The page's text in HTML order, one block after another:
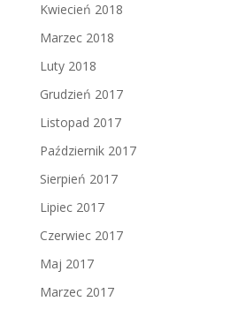
Kwiecień 2018
Marzec 2018
Luty 2018
Grudzień 2017
Listopad 2017
Październik 2017
Sierpień 2017
Lipiec 2017
Czerwiec 2017
Maj 2017
Marzec 2017